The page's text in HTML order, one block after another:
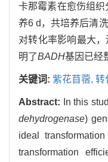
卡那霉素在愈伤组织
养6 d，共培养后清
对转化率影响最大
明了BADH基因已经
关键词: 紫花苜蓿, 转
Abstract: In this
dehydrogenase)
ideal
transformation